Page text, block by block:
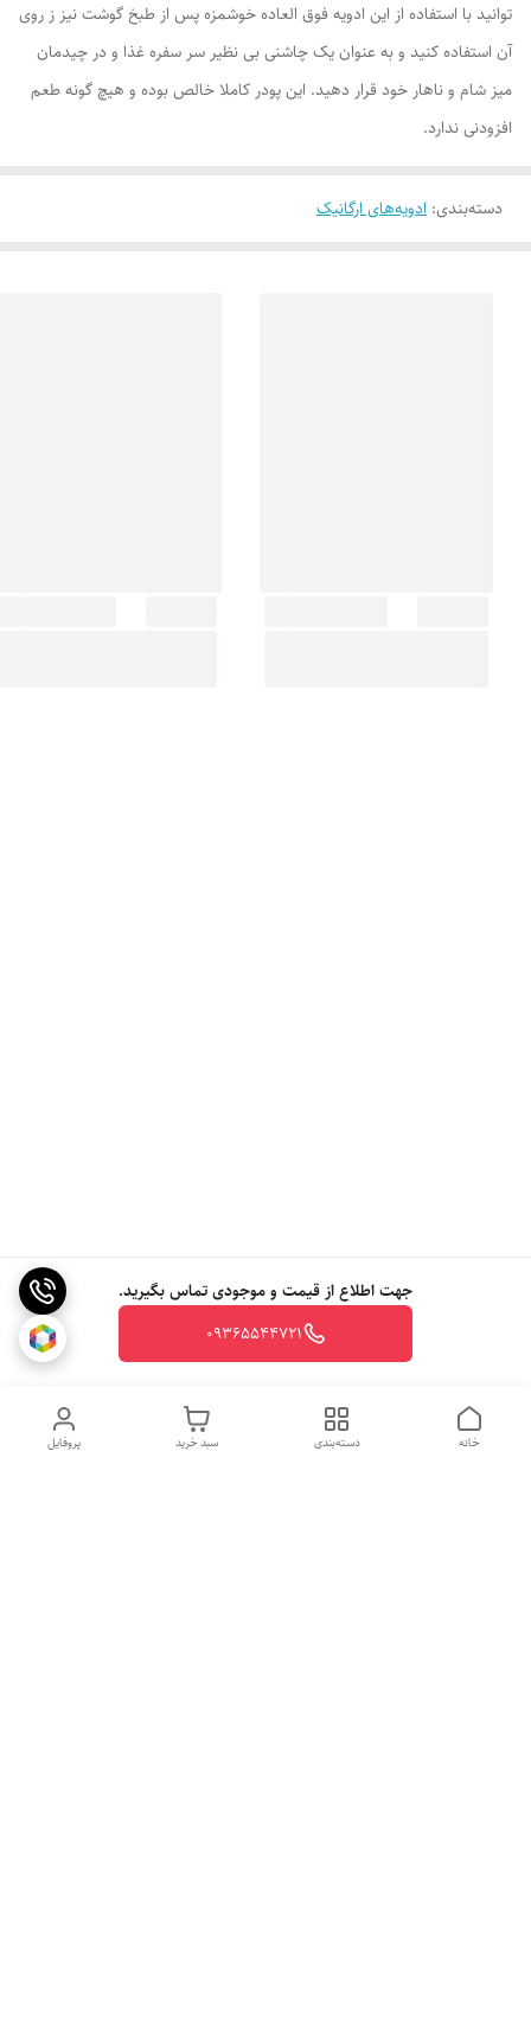
جهت اطلاع از قیمت و موجودی تماس بگیرید.
09365544721
توانید با استفاده از این ادویه فوق العاده خوشمزه پس از طبخ گوشت نیز ز روی
آن استفاده کنید و به عنوان یک چاشنی بی نظیر سر سفره غذا و در چیدمان
میز شام و ناهار خود قرار دهید. این پودر کاملا خالص بوده و هیچ گونه طعم
افزودنی ندارد.
دسته‌بندی: ادویه‌های ارگانیک
پروفایل سبد خرید دسته‌بندی خانه